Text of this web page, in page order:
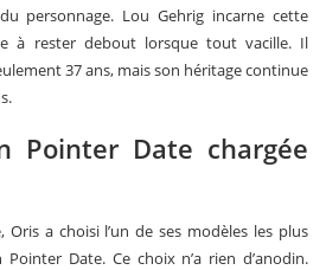
personnage. Lou Gehrig incarne cette
à rester debout lorsque tout vacille. Il
37 ans, mais son héritage continue
Pointer Date chargée
a choisi l’un de ses modèles les plus
Date. Ce choix n’a rien d’anodin.